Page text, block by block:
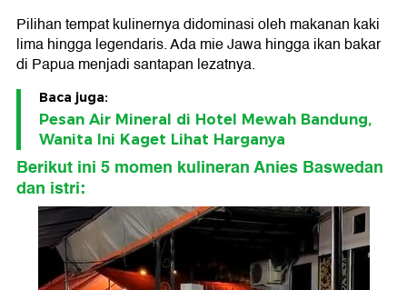
Pilihan tempat kulinernya didominasi oleh makanan kaki
lima hingga legendaris. Ada mie Jawa hingga ikan bakar
di Papua menjadi santapan lezatnya.
Baca juga:
Pesan Air Mineral di Hotel Mewah Bandung,
Wanita Ini Kaget Lihat Harganya
Berikut ini 5 momen kulineran Anies Baswedan
dan istri: